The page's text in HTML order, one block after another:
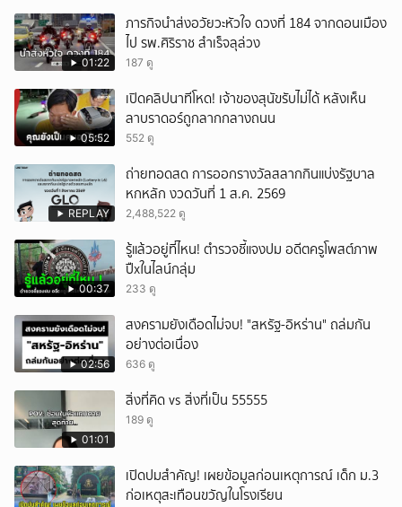
01:22
ภารกิจนำส่งอวัยวะหัวใจ ดวงที่ 184 จากดอนเมือง
ไป รพ.ศิริราช สำเร็จลุล่วง
187 ดู
05:52
เปิดคลิปนาทีโหด! เจ้าของสุนัขรับไม่ได้ หลังเห็น
ลาบราดอร์ถูกลากกลางถนน
552 ดู
REPLAY
ถ่ายทอดสด การออกรางวัลสลากกินแบ่งรัฐบาล
หกหลัก งวดวันที่ 1 ส.ค. 2569
2,488,522 ดู
00:37
รู้แล้วอยู่ที่ไหน! ตำรวจชี้แจงปม อดีตครูโพสต์ภาพ
ปืxในไลน์กลุ่ม
233 ดู
02:56
สงครามยังเดือดไม่จบ! "สหรัฐ-อิหร่าน" ถล่มกัน
อย่างต่อเนื่อง
636 ดู
01:01
สิ่งที่คิด vs สิ่งที่เป็น 55555
189 ดู
เปิดปมสำคัญ! เผยข้อมูลก่อนเหตุการณ์ เด็ก ม.3
ก่อเหตุสะเทือนขวัญในโรงเรียน